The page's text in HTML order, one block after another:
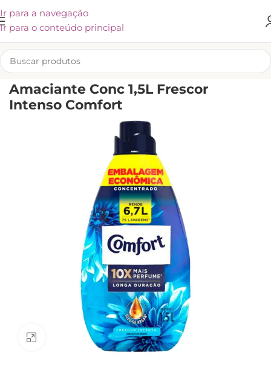
Ir para a navegação
Ir para o conteúdo principal
INÍCIO/LIMPEZA/CUIDADOS COM A ROUPA/AMACIANTE
Amaciante Conc 1,5L Frescor
Intenso Comfort
Clique para ampliar